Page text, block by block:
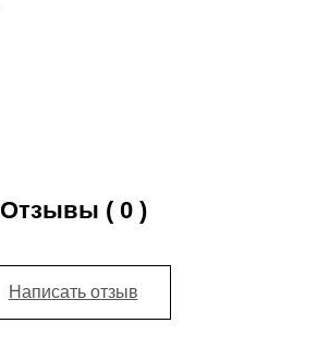
Отзывы ( 0 )
Написать отзыв